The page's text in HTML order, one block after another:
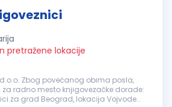
pretražene lokacije
Zbog povećanog obima posla,
radno mesto knjigovezačke dorade:
za grad Beograd, lokacija Vojvode